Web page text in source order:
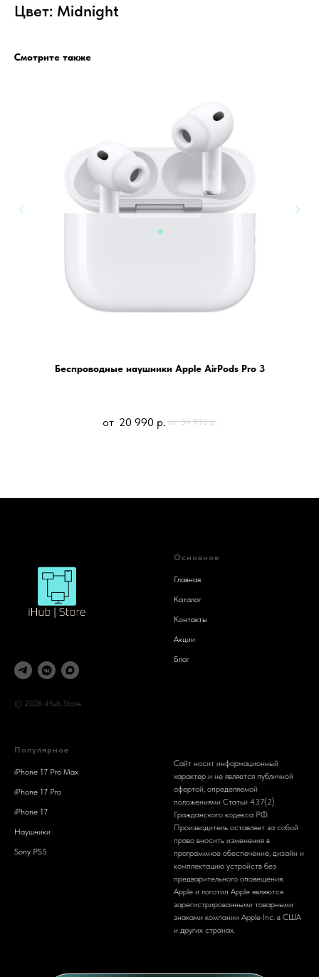
Цвет: Midnight
Смотрите также
Беспроводные наушники Apple AirPods Pro 3
20 990 р. 34 990 р.
© 2026 iHub Store
Основное
Главная
Каталог
Контакты
Акции
Блог
Популярное
iPhone 17 Pro Max
iPhone 17 Pro
iPhone 17
Наушники
Sony PS5
Сайт носит информационный
характер и не является публичной
офертой, определяемой
положениями Статьи 437(2)
Гражданского кодекса РФ.
Производитель оставляет за собой
право вносить изменения в
программное обеспечение, дизайн и
комплектацию устройств без
предварительного оповещения.
Apple и логотип Apple являются
зарегистрированными товарными
знаками компании Apple Inc. в США
и других странах.